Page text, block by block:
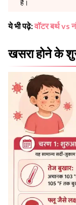
है।
ये भी पढ़े:वॉटर बर्थ vs
खसरा होने के